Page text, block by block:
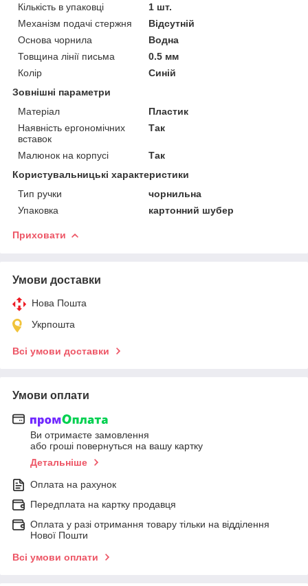
Кількість в упаковці
1 шт.
Механізм подачі стержня
Відсутній
Основа чорнила
Водна
Товщина лінії письма
0.5 мм
Колір
Синій
Зовнішні параметри
Матеріал
Пластик
Наявність ергономічних
вставок
Так
Малюнок на корпусі
Так
Користувальницькі характеристики
Тип ручки
чорнильна
Упаковка
картонний шубер
Приховати
Умови доставки
Нова Пошта
Укрпошта
Всі умови доставки
Умови оплати
Ви отримаєте замовлення
або гроші повернуться на вашу картку
Детальніше
Оплата на рахунок
Передплата на картку продавця
Оплата у разі отримання товару тільки на відділення
Нової Пошти
Всі умови оплати